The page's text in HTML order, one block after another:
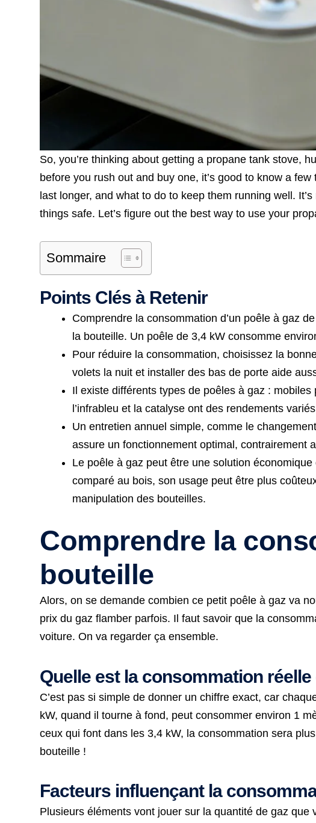
So, you’re thinking about getting a propane tank stove,
before you rush out and buy one, it’s good to know a
last longer, and what to do to keep them running well.
things safe. Let’s figure out the best way to use your
Sommaire
Points Clés à Retenir
Comprendre la consommation d’un poêle à gaz
la bouteille. Un poêle de 3,4 kW consomme
Pour réduire la consommation, choisissez la
volets la nuit et installer des bas de porte aide
Il existe différents types de poêles à gaz :
l’infrableu et la catalyse ont des rendements
Un entretien annuel simple, comme le
assure un fonctionnement optimal, contrairement
Le poêle à gaz peut être une solution
comparé au bois, son usage peut être plus
manipulation des bouteilles.
Comprendre la
bouteille
Alors, on se demande combien ce petit poêle à gaz va
prix du gaz flamber parfois. Il faut savoir que la
voiture. On va regarder ça ensemble.
Quelle est la consommation réelle
C’est pas si simple de donner un chiffre exact, car
kW, quand il tourne à fond, peut consommer environ 1
ceux qui font dans les 3,4 kW, la consommation sera
bouteille !
Facteurs influençant la
Plusieurs éléments vont jouer sur la quantité de gaz que